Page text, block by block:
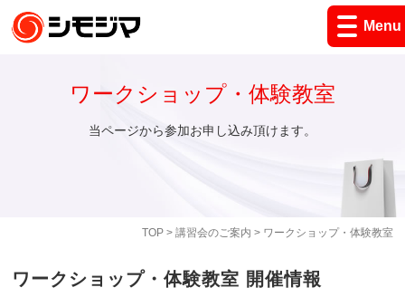
Menu
TOP> 講習会のご案内 > ワークショップ・体験教室
ワークショップ・体験教室
当ページから参加お申し込み頂けます。
ワークショップ・体験教室 開催情報